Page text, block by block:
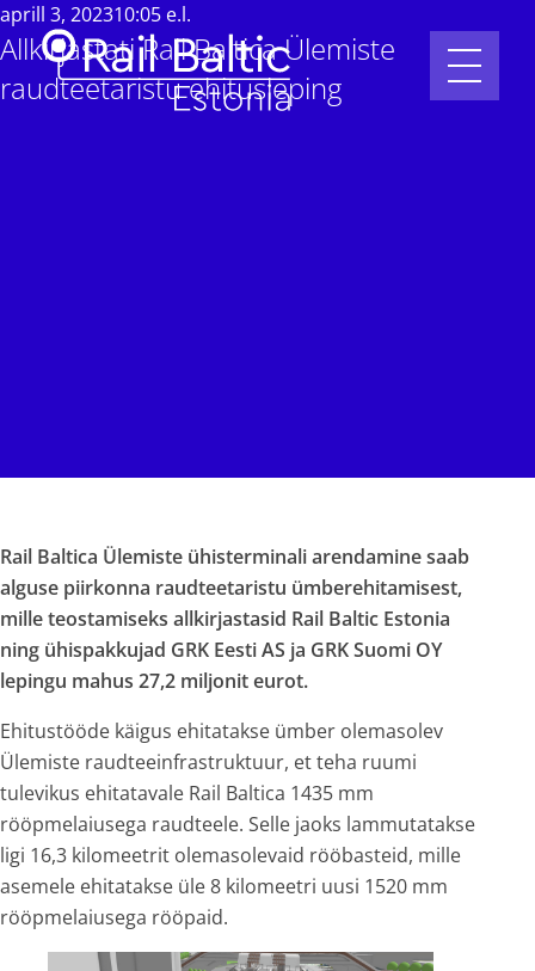
aprill 3, 202310:05 e.l.
Allkirjastati Rail Baltica Ülemiste
raudteetaristu ehitusleping
Rail Baltica Ülemiste ühisterminali arendamine saab
alguse piirkonna raudteetaristu ümberehitamisest,
mille teostamiseks allkirjastasid Rail Baltic Estonia
ning ühispakkujad GRK Eesti AS ja GRK Suomi OY
lepingu mahus 27,2 miljonit eurot.
Ehitustööde käigus ehitatakse ümber olemasolev
Ülemiste raudteeinfrastruktuur, et teha ruumi
tulevikus ehitatavale Rail Baltica 1435 mm
rööpmelaiusega raudteele. Selle jaoks lammutatakse
ligi 16,3 kilomeetrit olemasolevaid rööbasteid, mille
asemele ehitatakse üle 8 kilomeetri uusi 1520 mm
rööpmelaiusega rööpaid.